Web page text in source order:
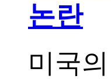
논란
미국